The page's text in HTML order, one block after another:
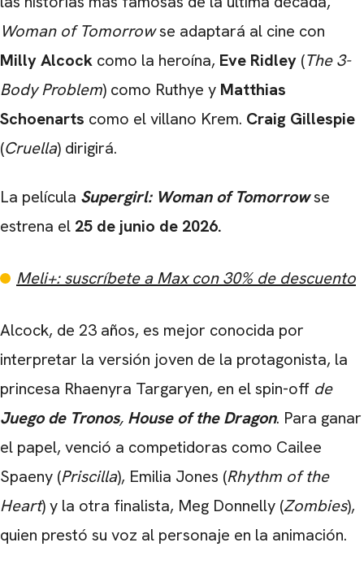
Woman of Tomorrowse adaptará al cine con
Milly Alcock como la heroína, Eve Ridley (The 3-
Body Problem) como Ruthye y Matthias
Schoenarts como el villano Krem. Craig Gillespie
(Cruella) dirigirá.
La película Supergirl: Woman of Tomorrowse
estrena el 25 de junio de 2026.
Meli+: suscríbete a Max con 30% de descuento
Alcock, de 23 años, es mejor conocida por
interpretar la versión joven de la protagonista, la
princesa Rhaenyra Targaryen, en el spin-off de
Juego de Tronos, House of the Dragon. Para ganar
el papel, venció a competidoras como Cailee
Spaeny (Priscilla), Emilia Jones (Rhythm of the
Heart) y la otra finalista, Meg Donnelly (Zombies),
quien prestó su voz al personaje en la animación.